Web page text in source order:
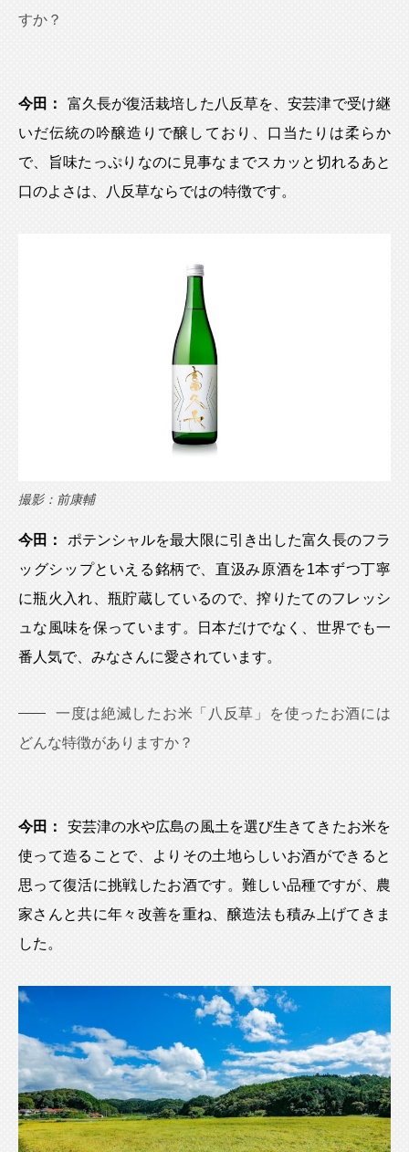
すか？
今田：
富久長が復活栽培した八反草を、安芸津で受け継
いだ伝統の吟醸造りで醸しており、口当たりは柔らか
で、旨味たっぷりなのに見事なまでスカッと切れるあと
口のよさは、八反草ならではの特徴です。
撮影：前康輔
今田：
ポテンシャルを最大限に引き出した富久長のフラ
ッグシップといえる銘柄で、直汲み原酒を1本ずつ丁寧
に瓶火入れ、瓶貯蔵しているので、搾りたてのフレッシ
ュな風味を保っています。日本だけでなく、世界でも一
番人気で、みなさんに愛されています。
一度は絶滅したお米「八反草」を使ったお酒には
どんな特徴がありますか？
今田：
安芸津の水や広島の風土を選び生きてきたお米を
使って造ることで、よりその土地らしいお酒ができると
思って復活に挑戦したお酒です。難しい品種ですが、農
家さんと共に年々改善を重ね、醸造法も積み上げてきま
した。